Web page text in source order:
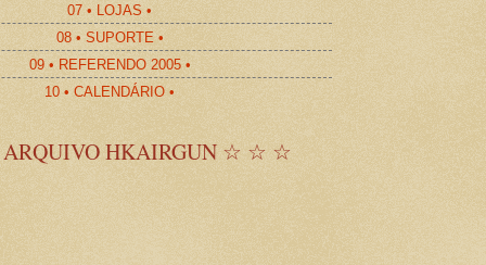
07 • LOJAS •
08 • SUPORTE •
09 • REFERENDO 2005 •
10 • CALENDÁRIO •
HKAIRGUN ☆ ☆ ☆